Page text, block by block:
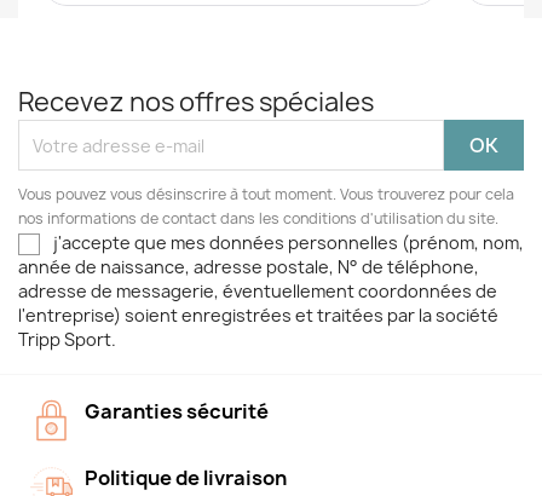
Recevez nos offres spéciales
Vous pouvez vous désinscrire à tout moment. Vous trouverez pour cela
nos informations de contact dans les conditions d'utilisation du site.
j'accepte que mes données personnelles (prénom, nom,
année de naissance, adresse postale, N° de téléphone,
adresse de messagerie, éventuellement coordonnées de
l'entreprise) soient enregistrées et traitées par la société
Tripp Sport.
Garanties sécurité
Politique de livraison